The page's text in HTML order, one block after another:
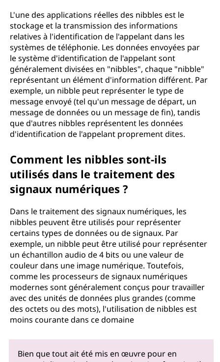
L'une des applications réelles des nibbles est le
stockage et la transmission des informations
relatives à l'identification de l'appelant dans les
systèmes de téléphonie. Les données envoyées par
le système d'identification de l'appelant sont
généralement divisées en "nibbles", chaque "nibble"
représentant un élément d'information différent. Par
exemple, un nibble peut représenter le type de
message envoyé (tel qu'un message de départ, un
message de données ou un message de fin), tandis
que d'autres nibbles représentent les données
d'identification de l'appelant proprement dites.
Comment les nibbles sont-ils
utilisés dans le traitement des
signaux numériques ?
Dans le traitement des signaux numériques, les
nibbles peuvent être utilisés pour représenter
certains types de données ou de signaux. Par
exemple, un nibble peut être utilisé pour représenter
un échantillon audio de 4 bits ou une valeur de
couleur dans une image numérique. Toutefois,
comme les processeurs de signaux numériques
modernes sont généralement conçus pour travailler
avec des unités de données plus grandes (comme
des octets ou des mots), l'utilisation de nibbles est
moins courante dans ce domaine
Bien que tout ait été mis en œuvre pour en